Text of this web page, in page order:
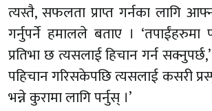
त्यस्तै, सफलता प्राप्त गर्नका लागि
गर्नुपर्ने हमालले बताए ।
प्रतिभा छ त्यसलाई हिचान गर्न
पहिचान गरिसकेपछि त्यसलाई कसरी
भन्ने कुरामा लागि पर्नुस् ।’